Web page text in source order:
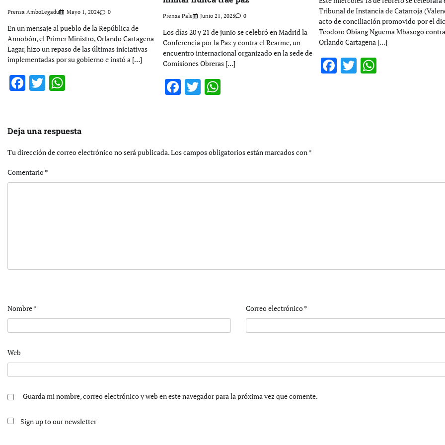
Prensa AmboLegadu Mayo 1, 2024 0
En un mensaje al pueblo de la República de
Annobón, el Primer Ministro, Orlando Cartagena
Lagar, hizo un repaso de las últimas iniciativas
implementadas por su gobierno e instó a […]
Facebook
Twitter
Prensa Pale Junio 21, 2025 0
Los días 20 y 21 de junio se celebró en Madrid la
Conferencia por la Paz y contra el Rearme, un
encuentro internacional organizado en la sede de
Comisiones Obreras […]
Facebook
Twitter
Tribunal de Instancia de Catarroja
acto de conciliación promovido por el
Teodoro Obiang Nguema Mbasogo contra
Orlando Cartagena […]
Facebook
TwitterWhatsApp
Deja una respuesta
Tu dirección de correo electrónico no será publicada.Los campos obligatorios están marcados con*
Comentario*
Nombre* Correo electrónico*
Web
Guarda mi nombre, correo electrónico y web en este navegador para la próxima vez que comente.
Sign up to our newsletter